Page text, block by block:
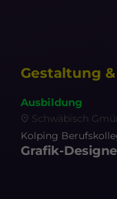
Gestaltung
Kolping
Ausbildung
Grafik-
Schwäbisch